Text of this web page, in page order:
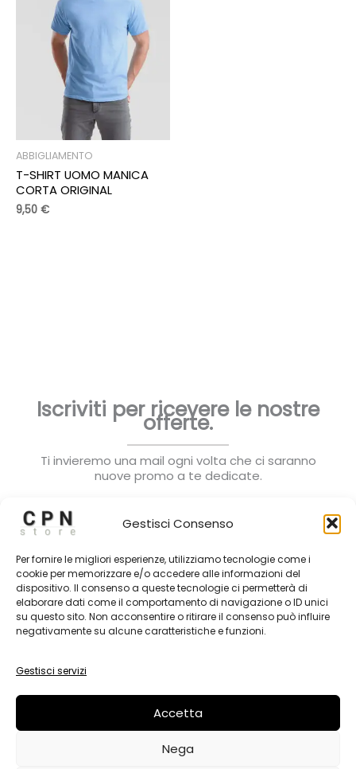
Gestisci Consenso
Per fornire le migliori esperienze, utilizziamo tecnologie come i
cookie per memorizzare e/o accedere alle informazioni del
dispositivo. Il consenso a queste tecnologie ci permetterà di
elaborare dati come il comportamento di navigazione o ID unici
su questo sito. Non acconsentire o ritirare il consenso può influire
negativamente su alcune caratteristiche e funzioni.
Gestisci servizi
Accetta
Nega
ABBIGLIAMENTO
T-SHIRT UOMO MANICA
CORTA ORIGINAL
9,50 €
Iscriviti per ricevere le nostre
offerte.
Ti invieremo una mail ogni volta che ci saranno
nuove promo a te dedicate.
Subscribe